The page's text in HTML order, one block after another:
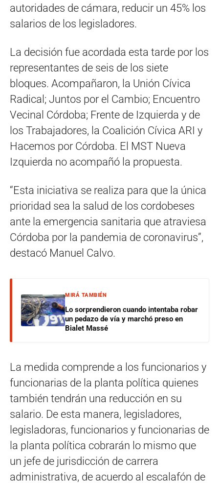
autoridades de cámara, reducir un 45% los
salarios de los legisladores.
La decisión fue acordada esta tarde por los
representantes de seis de los siete
bloques. Acompañaron, la Unión Cívica
Radical; Juntos por el Cambio; Encuentro
Vecinal Córdoba; Frente de Izquierda y de
los Trabajadores, la Coalición Cívica ARI y
Hacemos por Córdoba. El MST Nueva
Izquierda no acompañó la propuesta.
“Esta iniciativa se realiza para que la única
prioridad sea la salud de los cordobeses
ante la emergencia sanitaria que atraviesa
Córdoba por la pandemia de coronavirus”,
destacó Manuel Calvo.
MIRÁ TAMBIÉN
Lo sorprendieron cuando intentaba robar
un pedazo de vía y marchó preso en
Bialet Massé
La medida comprende a los funcionarios y
funcionarias de la planta política quienes
también tendrán una reducción en su
salario. De esta manera, legisladores,
legisladoras, funcionarios y funcionarias de
la planta política cobrarán lo mismo que
un jefe de jurisdicción de carrera
administrativa, de acuerdo al escalafón de